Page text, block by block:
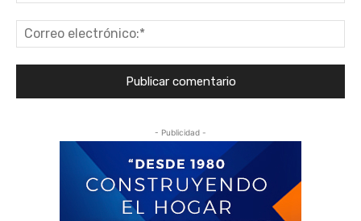
- Publicidad -